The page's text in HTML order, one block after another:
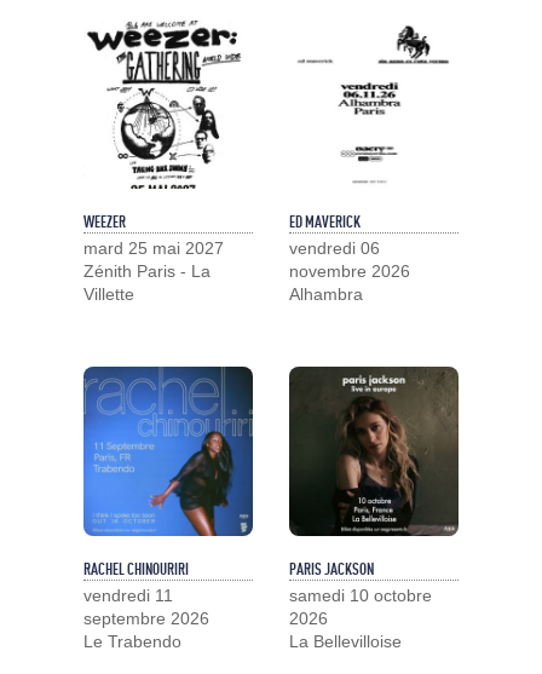
WEEZER
mard 25 mai 2027
Zénith Paris - La
Villette
ED MAVERICK
vendredi 06
novembre 2026
Alhambra
RACHEL CHINOURIRI
vendredi 11
septembre 2026
Le Trabendo
PARIS JACKSON
samedi 10 octobre
2026
La Bellevilloise